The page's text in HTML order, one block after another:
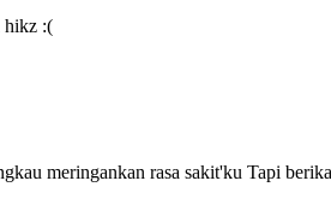
hikz :(
meringankan rasa sakit'ku Tapi